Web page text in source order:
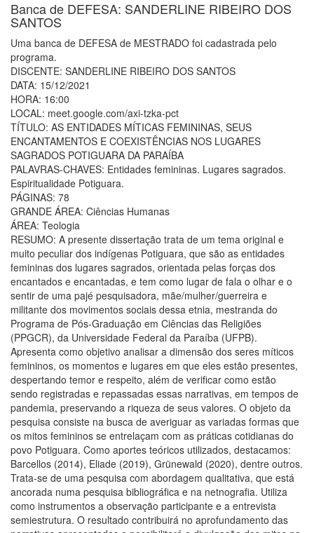
Banca de DEFESA: SANDERLINE RIBEIRO DOS
SANTOS
Uma banca de DEFESA de MESTRADO foi cadastrada pelo
programa.
DISCENTE: SANDERLINE RIBEIRO DOS SANTOS
DATA: 15/12/2021
HORA: 16:00
LOCAL: meet.google.com/axi-tzka-pct
TÍTULO: AS ENTIDADES MÍTICAS FEMININAS, SEUS
ENCANTAMENTOS E COEXISTÊNCIAS NOS LUGARES
SAGRADOS POTIGUARA DA PARAÍBA
PALAVRAS-CHAVES: Entidades femininas. Lugares sagrados.
Espiritualidade Potiguara.
PÁGINAS: 78
GRANDE ÁREA: Ciências Humanas
ÁREA: Teologia
RESUMO: A presente dissertação trata de um tema original e
muito peculiar dos indígenas Potiguara, que são as entidades
femininas dos lugares sagrados, orientada pelas forças dos
encantados e encantadas, e tem como lugar de fala o olhar e o
sentir de uma pajé pesquisadora, mãe/mulher/guerreira e
militante dos movimentos sociais dessa etnia, mestranda do
Programa de Pós-Graduação em Ciências das Religiões
(PPGCR), da Universidade Federal da Paraíba (UFPB).
Apresenta como objetivo analisar a dimensão dos seres míticos
femininos, os momentos e lugares em que eles estão presentes,
despertando temor e respeito, além de verificar como estão
sendo registradas e repassadas essas narrativas, em tempos de
pandemia, preservando a riqueza de seus valores. O objeto da
pesquisa consiste na busca de averiguar as variadas formas que
os mitos femininos se entrelaçam com as práticas cotidianas do
povo Potiguara. Como aportes teóricos utilizados, destacamos:
Barcellos (2014), Eliade (2019), Grünewald (2020), dentre outros.
Trata-se de uma pesquisa com abordagem qualitativa, que está
ancorada numa pesquisa bibliográfica e na netnografia. Utiliza
como instrumentos a observação participante e a entrevista
semiestrutura. O resultado contribuirá no aprofundamento das